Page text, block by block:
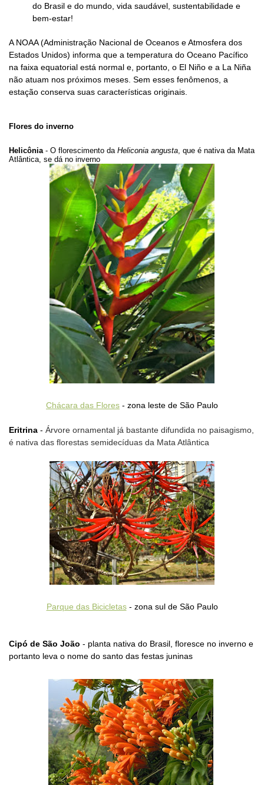
do Brasil e do mundo, vida saudável, sustentabilidade e
bem-estar!
A NOAA (Administração Nacional de Oceanos e Atmosfera dos
Estados Unidos) informa que a temperatura do Oceano Pacífico
na faixa equatorial está normal e, portanto, o El Niño e a La Niña
não atuam nos próximos meses. Sem esses fenômenos, a
estação conserva suas características originais.
Flores do inverno
Helicônia - O florescimento da Heliconia angusta , que é nativa da Mata
Atlântica, se dá no inverno
Chácara das Flores - zona leste de São Paulo
Eritrina - Árvore ornamental já bastante difundida no paisagismo,
é nativa das florestas semidecíduas da Mata Atlântica
Parque das Bicicletas- zona sul de São Paulo
Cipó de São João - planta nativa do Brasil, floresce no inverno e
portanto leva o nome do santo das festas juninas